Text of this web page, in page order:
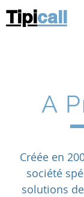
Tipicall
A
Créée en
société
solutions